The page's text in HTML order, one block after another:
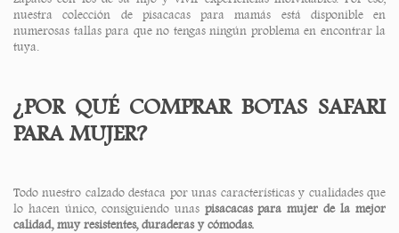
nuestra colección de pisacacas para mamás está disponible en
numerosas tallas para que no tengas ningún problema en encontrar la
tuya.
¿POR QUÉ COMPRAR BOTAS SAFARI
PARA MUJER?
Todo nuestro calzado destaca por unas características y cualidades que
lo hacen único, consiguiendo unas pisacacas para mujer de la mejor
calidad, muy resistentes, duraderas y cómodas.